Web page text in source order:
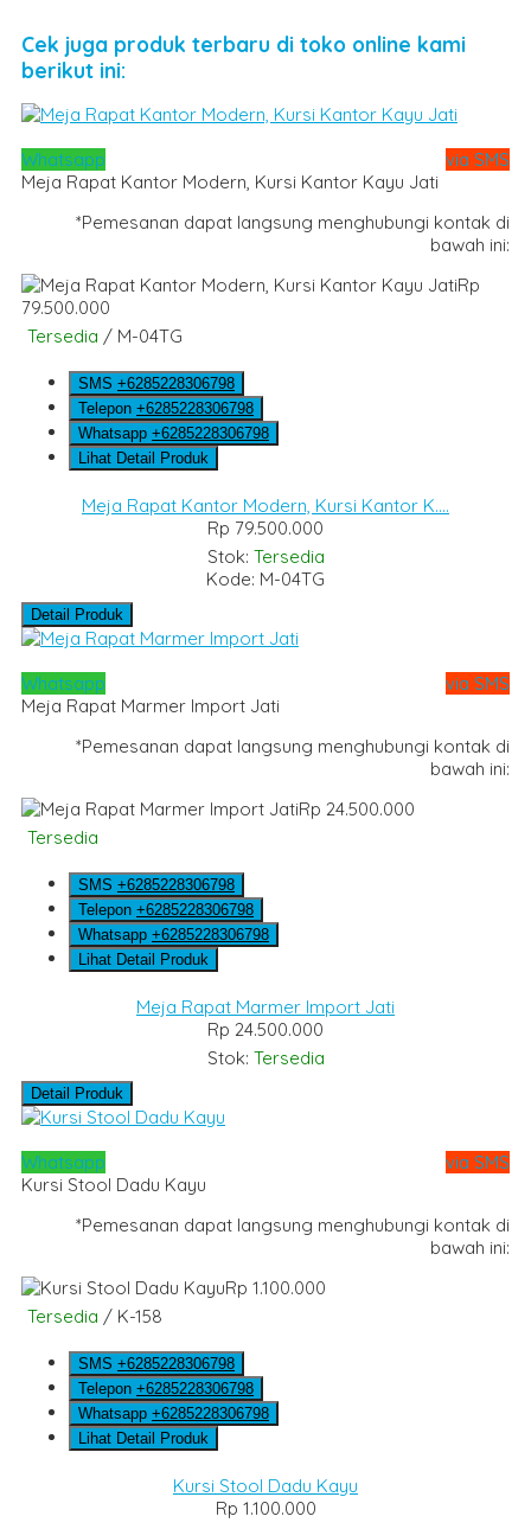
Cek juga produk terbaru di toko online kami
berikut ini:
Whatsapp
via SMS
Meja Rapat Kantor Modern, Kursi Kantor Kayu Jati
*Pemesanan dapat langsung menghubungi kontak di
bawah ini:
Rp
79.500.000
Tersedia / M-04TG
SMS +6285228306798
Telepon +6285228306798
Whatsapp +6285228306798
Lihat Detail Produk
Meja Rapat Kantor Modern, Kursi Kantor K....
Rp 79.500.000
Stok: Tersedia
Kode: M-04TG
Detail Produk
Whatsapp
via SMS
Meja Rapat Marmer Import Jati
*Pemesanan dapat langsung menghubungi kontak di
bawah ini:
Rp 24.500.000
Tersedia
SMS +6285228306798
Telepon +6285228306798
Whatsapp +6285228306798
Lihat Detail Produk
Meja Rapat Marmer Import Jati
Rp 24.500.000
Stok: Tersedia
Detail Produk
Whatsapp
via SMS
Kursi Stool Dadu Kayu
*Pemesanan dapat langsung menghubungi kontak di
bawah ini:
Rp 1.100.000
Tersedia / K-158
SMS +6285228306798
Telepon +6285228306798
Whatsapp +6285228306798
Lihat Detail Produk
Kursi Stool Dadu Kayu
Rp 1.100.000